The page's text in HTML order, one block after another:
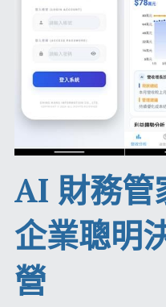
AI 財務管
企業聰明
營